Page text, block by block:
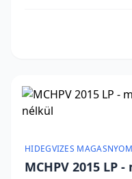
kerámia dugattyúval
Munkanyomás 200
mosószer-szívó,
HIDEGVIZES
MCHPV 2015 LP